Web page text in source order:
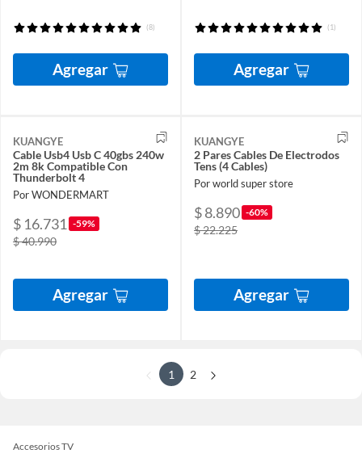
(8)
Agregar
(1)
Agregar
KUANGYE
Cable Usb4 Usb C 40gbs 240w
2m 8k Compatible Con
Thunderbolt 4
Por WONDERMART
$ 16.731 -59%
$ 40.990
Agregar
KUANGYE
2 Pares Cables De Electrodos
Tens (4 Cables)
Por world super store
$ 8.890 -60%
$ 22.225
Agregar
1 2
Accesorios TV